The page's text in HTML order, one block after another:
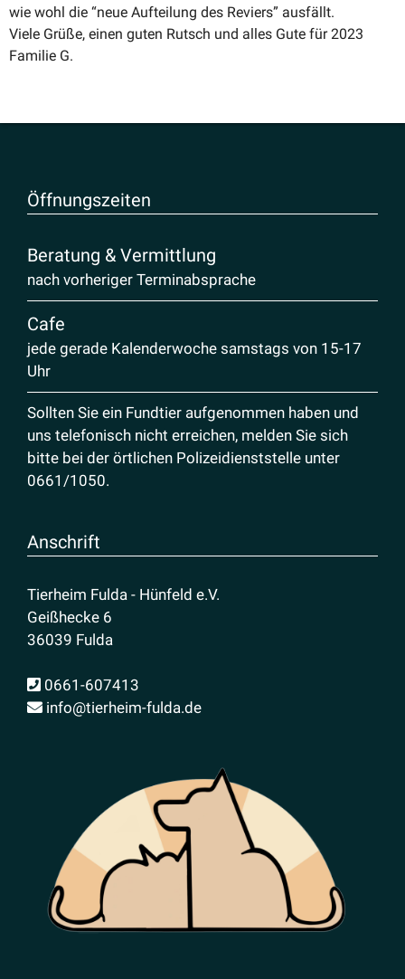
wie wohl die “neue Aufteilung des Reviers” ausfällt.
Viele Grüße, einen guten Rutsch und alles Gute für 2023
Familie G.
Öffnungs­zeiten
Beratung & Vermittlung
nach vorheriger Terminabsprache
Cafe
jede gerade Kalenderwoche samstags von 15-17
Uhr
Sollten Sie ein Fundtier aufgenommen haben und
uns telefonisch nicht erreichen, melden Sie sich
bitte bei der örtlichen Polizeidienststelle unter
0661/1050.
Anschrift
Tierheim Fulda - Hünfeld e.V.
Geißhecke 6
36039 Fulda
0661-607413
info@tierheim-fulda.de